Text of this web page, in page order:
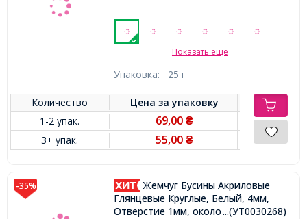
Показать еще
Упаковка: 25 г
Количество Цена заупаковку
1-2 упак.
69,00₴
3+ упак. 55,00₴
-35%
Жемчуг Бусины Акриловые
Глянцевые Круглые, Белый, 4мм,
Отверстие 1мм, около 850шт/25г,
...(УТ0030268)